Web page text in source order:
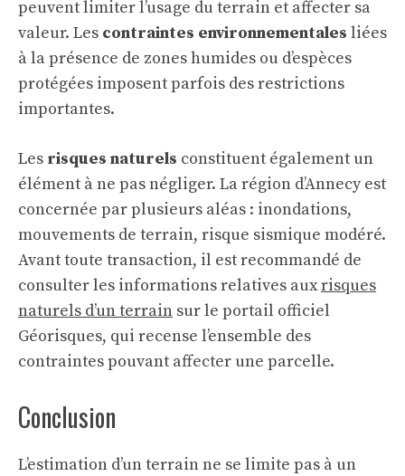
peuvent limiter l’usage du terrain et affecter sa
valeur. Les contraintes environnementales liées
à la présence de zones humides ou d’espèces
protégées imposent parfois des restrictions
importantes.
Les risques naturels constituent également un
élément à ne pas négliger. La région d’Annecy est
concernée par plusieurs aléas : inondations,
mouvements de terrain, risque sismique modéré.
Avant toute transaction, il est recommandé de
consulter les informations relatives auxrisques
naturels d’un terrain sur le portail officiel
Géorisques, qui recense l’ensemble des
contraintes pouvant affecter une parcelle.
Conclusion
L’estimation d’un terrain ne se limite pas à un